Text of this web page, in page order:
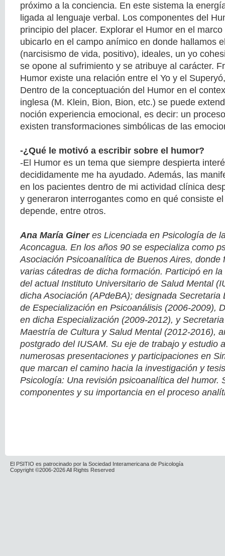
próximo a la conciencia. En este sistema la
ligada al lenguaje verbal. Los componentes del
principio del placer. Explorar el Humor en el
ubicarlo en el campo anímico en donde hallamos
(narcisismo de vida, positivo), ideales, un yo
se opone al sufrimiento y se atribuye al carácter.
Humor existe una relación entre el Yo y el
Dentro de la conceptuación del Humor en el
inglesa (M. Klein, Bion, Bion, etc.) se puede
noción experiencia emocional, es decir: un
existen transformaciones simbólicas de las
-¿Qué le motivó a escribir sobre el humor?
-El Humor es un tema que siempre despierta
decididamente me ha ayudado. Además, las
en los pacientes dentro de mi actividad clínica
y generaron interrogantes como en qué consiste
depende, entre otros.
Ana María Gineres Licenciada en Psicología de
Aconcagua. En los años 90 se especializa como
Asociación Psicoanalítica de Buenos Aires, donde
varias cátedras de dicha formación. Participó en
del actual Instituto Universitario de Salud Mental
dicha Asociación (APdeBA); designada Secretaria
de Especialización en Psicoanálisis (2006-2009),
en dicha Especialización (2009-2012), y
Maestría de Cultura y Salud Mental (2012-2016),
postgrado del IUSAM. Su eje de trabajo y estudio
numerosas presentaciones y participaciones en
que marcan el camino hacia la investigación y
Psicología: Una revisión psicoanalítica del humor.
componentes y su importancia en el proceso
El PSITIO es patrocinado por la Sociedad Interamericana de Psicología
Copyright ©2006-2026 All Rights Reserved